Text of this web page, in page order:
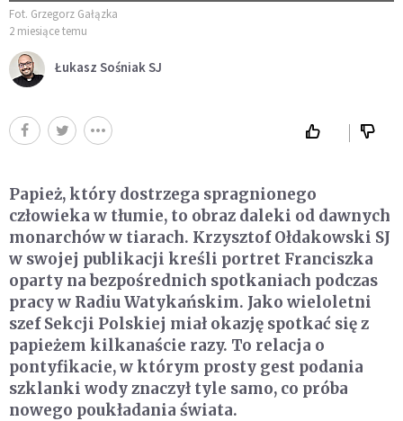
Fot. Grzegorz Gałązka
2 miesiące temu
Łukasz Sośniak SJ
Papież, który dostrzega spragnionego
człowieka w tłumie, to obraz daleki od dawnych
monarchów w tiarach. Krzysztof Ołdakowski SJ
w swojej publikacji kreśli portret Franciszka
oparty na bezpośrednich spotkaniach podczas
pracy w Radiu Watykańskim. Jako wieloletni
szef Sekcji Polskiej miał okazję spotkać się z
papieżem kilkanaście razy. To relacja o
pontyfikacie, w którym prosty gest podania
szklanki wody znaczył tyle samo, co próba
nowego poukładania świata.